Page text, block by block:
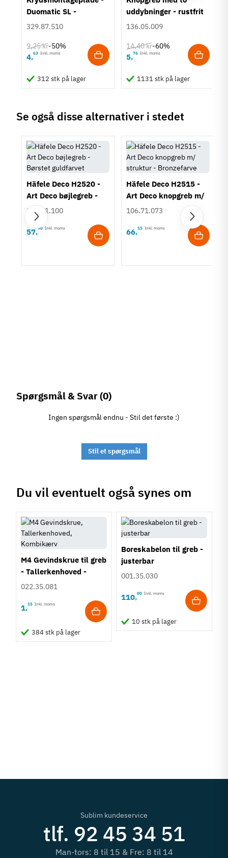
Farve
Sort
Montering
Type
Stil
Duomatic SL -
Euroskruer
329.87.510
9,25 kr-50%
4,63 Inkl. moms
312 stk på lager
uddybninger - rustfrit
stål
136.05.009
14,40 kr-60%
5,76 Inkl. moms
1131 stk på lager
Se også disse alternativer i stedet
Häfele Deco H2520 -
Art Deco bøjlegreb -
Børstet guldfarvet
106.71.100
57,90 Inkl. moms
Häfele Deco H2515 -
Art Deco knopgreb m/
struktur - Bronzefarve
106.71.073
66,15 Inkl. moms
Spørgsmål & Svar(0)
Ingen spørgsmål endnu - Stil det første :)
Stil et spørgsmål
Du vil eventuelt også synes om
M4 Gevindskrue til greb
- Tallerkenhoved -
Krydskærv
022.35.081
1,15 Inkl. moms
384 stk på lager
Boreskabelon til greb -
justerbar
001.35.030
110,00 Inkl. moms
10 stk på lager
Sublim kundeservice
tlf. 92 45 34 51
Man-tors: 8 til 15 & Fre: 8 til 14